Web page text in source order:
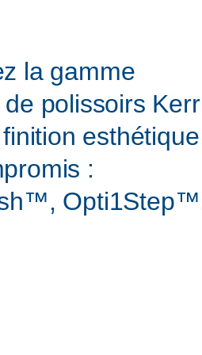
la gamme
polissoirs Kerr
esthétique
: